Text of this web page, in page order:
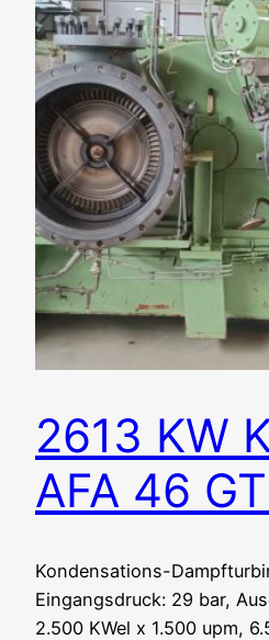
2613 KW
AFA 46
Kondensations-
Eingangsdruck: 29 bar,
2.500 KWel x 1.500 upm,